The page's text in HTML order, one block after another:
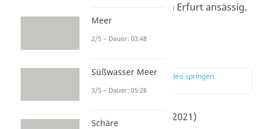
der Stadt, denn er ist in Erfurt ansässig.
Hamburg
zur Stelle im Video springen
(01:02)
Einwohner
: 1.850.000 (2021)
Meer
2/5 – Dauer: 03:48
Süßwasser Meer
3/5 – Dauer: 05:28
Schäre